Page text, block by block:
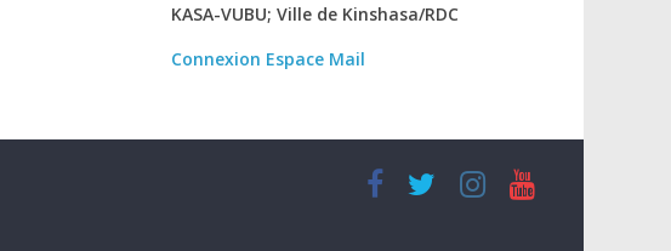
KASA-VUBU; Ville de Kinshasa/RDC
Connexion Espace Mail